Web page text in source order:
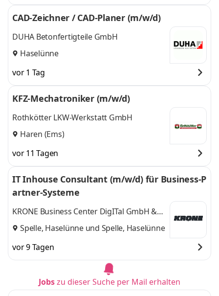
CAD-Zeichner / CAD-Planer (m/w/d)
DUHA Betonfertigteile GmbH
Haselünne
vor 1 Tag
KFZ-Mechatroniker (m/w/d)
Rothkötter LKW-Werkstatt GmbH
Haren (Ems)
vor 11 Tagen
IT Inhouse Consultant (m/w/d) für Business-P
artner-Systeme
KRONE Business Center DigITal GmbH &
Co. KG
Spelle, Haselünneund Spelle, Haselünne
vor 9 Tagen
Jobszu dieser Suche per Mail erhalten